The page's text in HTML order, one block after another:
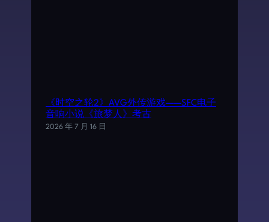
《时空之轮2》AVG外传游戏——SFC电子
音响小说《旅梦人》考古
2026 年 7 月 16 日